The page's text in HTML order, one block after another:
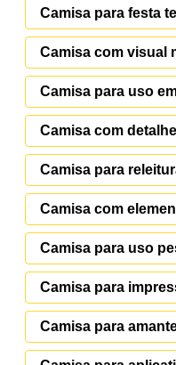
Camisa para festa
Camisa com visual
Camisa para uso
Camisa com
Camisa para
Camisa com
Camisa para uso
Camisa para
Camisa para